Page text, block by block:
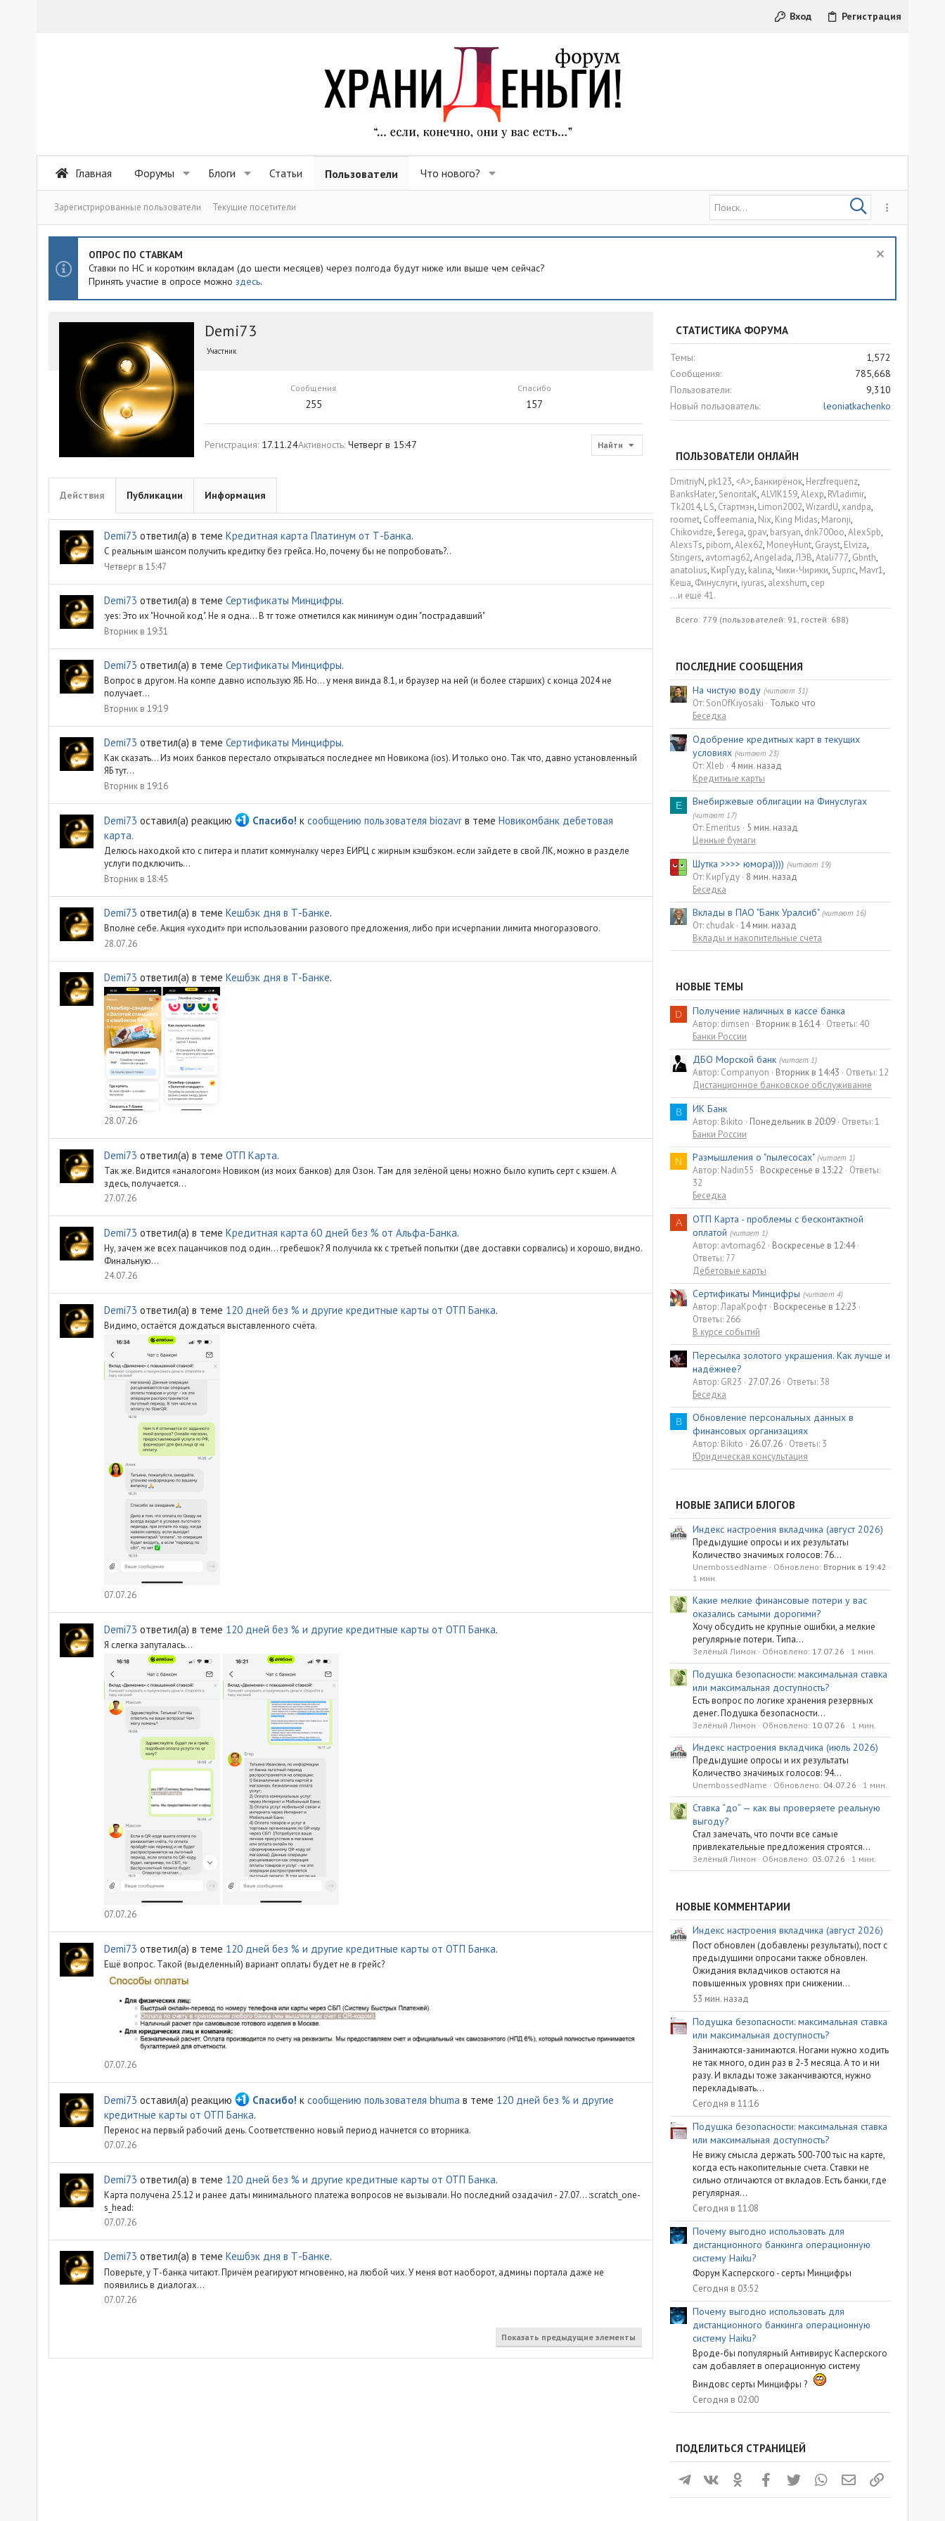
Вход Регистрация
Главная Форумы Блоги Статьи Пользователи Что нового?
Зарегистрированные пользователи Текущие посетители
ОПРОС ПО СТАВКАМ
Ставки по НС и коротким вкладам (до шести месяцев) через полгода будут ниже или выше чем сейчас?
Принять участие в опросе можно здесь.
Demi73
Участник
Сообщения
255
Спасибо
157
Регистрация 17.11.24Активность Четверг в 15:47 Найти
Действия Публикации Информация
Demi73 ответил(а) в теме Кредитная карта Платинум от Т-Банка.
С реальным шансом получить кредитку без грейса. Но, почему бы не попробовать?..
Четверг в 15:47
Demi73 ответил(а) в теме Сертификаты Минцифры.
:yes: Это их "Ночной код". Не я одна... В тг тоже отметился как минимум один "пострадавший"
Вторник в 19:31
Demi73 ответил(а) в теме Сертификаты Минцифры.
Вопрос в другом. На компе давно использую ЯБ. Но... у меня винда 8.1, и браузер на ней (и более старших) с конца 2024 не
получает...
Вторник в 19:19
Demi73 ответил(а) в теме Сертификаты Минцифры.
Как сказать... Из моих банков перестало открываться последнее мп Новикома (ios). И только оно. Так что, давно установленный
ЯБ тут...
Вторник в 19:16
Demi73 оставил(а) реакцию Спасибо! к сообщению пользователя biozavr в теме Новикомбанк дебетовая
карта.
Делюсь находкой кто с питера и платит коммуналку через ЕИРЦ с жирным кэшбэком. если зайдете в свой ЛК, можно в разделе
услуги подключить...
Вторник в 18:45
Demi73 ответил(а) в теме Кешбэк дня в Т-Банке.
Вполне себе. Акция «уходит» при использовании разового предложения, либо при исчерпании лимита многоразового.
28.07.26
Demi73 ответил(а) в теме Кешбэк дня в Т-Банке.
28.07.26
Demi73 ответил(а) в теме ОТП Карта.
Так же. Видится «аналогом» Новиком (из моих банков) для Озон. Там для зелёной цены можно было купить серт с кэшем. А
здесь, получается...
27.07.26
Demi73 ответил(а) в теме Кредитная карта 60 дней без % от Альфа-Банка.
Ну, зачем же всех пацанчиков под один… гребешок? Я получила кк с третьей попытки (две доставки сорвались) и хорошо, видно.
Финальную...
24.07.26
Demi73 ответил(а) в теме 120 дней без % и другие кредитные карты от ОТП Банка.
Видимо, остаётся дождаться выставленного счёта.
07.07.26
Demi73 ответил(а) в теме 120 дней без % и другие кредитные карты от ОТП Банка.
Я слегка запуталась…
07.07.26
Demi73 ответил(а) в теме 120 дней без % и другие кредитные карты от ОТП Банка.
Ещё вопрос. Такой (выделенный) вариант оплаты будет не в грейс?
07.07.26
Demi73 оставил(а) реакцию Спасибо! к сообщению пользователя bhuma в теме 120 дней без % и другие
кредитные карты от ОТП Банка.
Перенос на первый рабочий день. Соответственно новый период начнется со вторника.
07.07.26
Demi73 ответил(а) в теме 120 дней без % и другие кредитные карты от ОТП Банка.
Карта получена 25.12 и ранее даты минимального платежа вопросов не вызывали. Но последний озадачил - 27.07... :scratch_one-
s_head:
07.07.26
Demi73 ответил(а) в теме Кешбэк дня в Т-Банке.
Поверьте, у Т-банка читают. Причём реагируют мгновенно, на любой чих. У меня вот наоборот, админы портала даже не
появились в диалогах...
07.07.26
Показать предыдущие элементы
СТАТИСТИКА ФОРУМА
Темы
1,572
Сообщения
785,668
Пользователи
9,310
Новый пользователь
leoniatkachenko
ПОЛЬЗОВАТЕЛИ ОНЛАЙН
DmitriyN pk123 <A> Банкирёнок Herzfrequenz
BanksHater SenoritaK ALVIK159 Alexp RVladimir
Tk2014 L S Стартмэн Limon2002 WizardU xandpa
roomet Coffeemania Nix King Midas Maronji
Chikovidze $erega gpav barsyan dnk700oo AlexSpb
AlexsTs pibom Alex62 MoneyHunt Grayst Elviza
Stingers avtomag62 Angelada ЛЭВ Atali777 Gbnth
anatolius КирГуду kalina Чики-Чирики Supric Mavr1
Кеша Финуслуги iyuras alexshum сер
...и ещё 41.
Всего: 779 (пользователей: 91, гостей: 688)
ПОСЛЕДНИЕ СООБЩЕНИЯ
На чистую воду (читают 31)
От: SonOfKiyosaki
Только что
Беседка
Одобрение кредитных карт в текущих
условиях (читают 23)
От: Xleb
4 мин. назад
Кредитные карты
E Внебиржевые облигации на Финуслугах
(читают 17)
От: Emeritus
5 мин. назад
Ценные бумаги
Шутка >>>> юмора)))) (читают 19)
От: КирГуду 8 мин. назад
Беседка
Вклады в ПАО "Банк Уралсиб" (читают 16)
От: chudak 14 мин. назад
Вклады и накопительные счета
НОВЫЕ ТЕМЫ
D Получение наличных в кассе банка
Автор: dimsen Вторник в 16:14 Ответы: 40
Банки России
ДБО Морской банк (читает 1)
Автор: Companyon Вторник в 14:43
Ответы: 12
Дистанционное банковское обслуживание
B ИК Банк
Автор: Bikito Понедельник в 20:09 Ответы: 1
Банки России
N Размышления о "пылесосах" (читает 1)
Автор: Nadin55 Воскресенье в 13:22
Ответы:
32
Беседка
A
ОТП Карта - проблемы с бесконтактной
оплатой (читает 1)
Автор: avtomag62
Воскресенье в 12:44
Ответы: 77
Дебетовые карты
Сертификаты Минцифры (читают 4)
Автор: ЛараКрофт Воскресенье в 12:23
Ответы: 266
В курсе событий
Пересылка золотого украшения. Как лучше и
надёжнее?
Автор: GR23 27.07.26 Ответы: 38
Беседка
B
Обновление персональных данных в
финансовых организациях
Автор: Bikito 26.07.26 Ответы: 3
Юридическая консультация
НОВЫЕ ЗАПИСИ БЛОГОВ
Индекс настроения вкладчика (август 2026)
Предыдущие опросы и их результаты
Количество значимых голосов: 76...
UnembossedName Обновлено: Вторник в 19:42
1 мин.
Какие мелкие финансовые потери у вас
оказались самыми дорогими?
Хочу обсудить не крупные ошибки, а мелкие
регулярные потери. Типа...
Зелёный Лимон Обновлено: 17.07.26 1 мин.
Подушка безопасности: максимальная ставка
или максимальная доступность?
Есть вопрос по логике хранения резервных
денег. Подушка безопасности...
Зелёный Лимон Обновлено: 10.07.26 1 мин.
Индекс настроения вкладчика (июль 2026)
Предыдущие опросы и их результаты
Количество значимых голосов: 94...
UnembossedName Обновлено: 04.07.26 1 мин.
Ставка “до” — как вы проверяете реальную
выгоду?
Стал замечать, что почти все самые
привлекательные предложения строятся...
Зелёный Лимон Обновлено: 03.07.26 1 мин.
НОВЫЕ КОММЕНТАРИИ
Индекс настроения вкладчика (август 2026)
Пост обновлен (добавлены результаты), пост с
предыдущими опросами также обновлен.
Ожидания вкладчиков остаются на
повышенных уровнях при снижении...
53 мин. назад
Подушка безопасности: максимальная ставка
или максимальная доступность?
Занимаются-занимаются. Ногами нужно ходить
не так много, один раз в 2-3 месяца. А то и ни
разу. И вклады тоже заканчиваются, нужно
перекладывать...
Сегодня в 11:16
Подушка безопасности: максимальная ставка
или максимальная доступность?
Не вижу смысла держать 500-700 тыс на карте,
когда есть накопительные счета. Ставки не
сильно отличаются от вкладов. Есть банки, где
регулярная...
Сегодня в 11:08
Почему выгодно использовать для
дистанционного банкинга операционную
систему Haiku?
Форум Касперского - серты Минцифры
Сегодня в 03:52
Почему выгодно использовать для
дистанционного банкинга операционную
систему Haiku?
Вроде-бы популярный Антивирус Касперского
сам добавляет в операционную систему
Виндовс серты Минцифры ?
Сегодня в 02:00
ПОДЕЛИТЬСЯ СТРАНИЦЕЙ
ТелеграмВКонтактеОдноклассники
FacebookTwitter WhatsAppЭлектронная почта